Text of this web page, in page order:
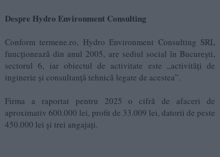
Despre Hydro Environment Consulting
Conform termene.ro, Hydro Environment Consulting SRL
funcționează din anul 2005, are sediul social în București,
sectorul 6, iar obiectul de activitate este „activități de
inginerie și consultanță tehnică legate de acestea”.
Firma a raportat pentru 2025 o cifră de afaceri de
aproximativ 600.000 lei, profit de 33.009 lei, datorii de peste
450.000 lei și trei angajați.